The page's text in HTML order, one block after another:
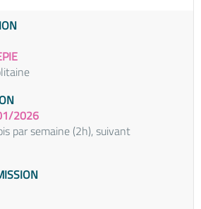
2026
par semaine (2h), suivant